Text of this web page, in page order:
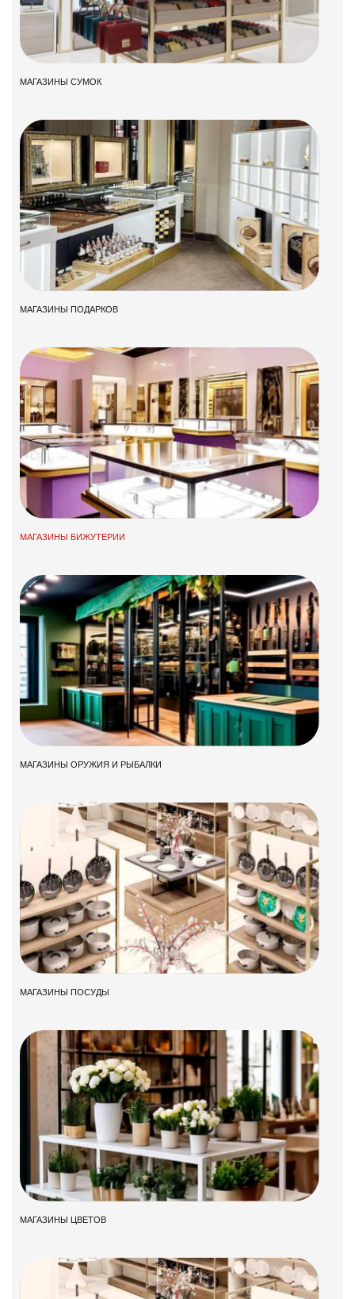
МАГАЗИНЫ СУМОК
МАГАЗИНЫ ПОДАРКОВ
МАГАЗИНЫ БИЖУТЕРИИ
МАГАЗИНЫ ОРУЖИЯ И РЫБАЛКИ
МАГАЗИНЫ ПОСУДЫ
МАГАЗИНЫ ЦВЕТОВ